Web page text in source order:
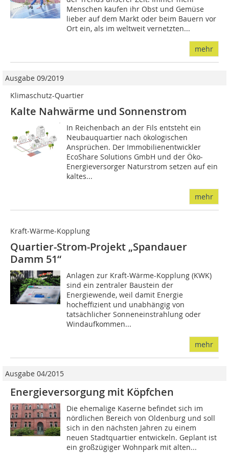
Menschen kaufen ihr Obst und Gemüse
lieber auf dem Markt oder beim Bauern vor
Ort ein, als im weltweit vernetzten...
mehr
Ausgabe 09/2019
Klimaschutz-Quartier
Kalte Nahwärme und Sonnenstrom
In Reichenbach an der Fils entsteht ein
Neubauquartier nach ökologischen
Ansprüchen. Der Immobilienentwickler
EcoShare Solutions GmbH und der Öko-
Energieversorger Naturstrom setzen auf ein
kaltes...
mehr
Kraft-Wärme-Kopplung
Quartier-Strom-Projekt „Spandauer
Damm 51“
Anlagen zur Kraft-Wärme-Kopplung (KWK)
sind ein zentraler Baustein der
Energiewende, weil damit Energie
hocheffizient und unabhängig von
tatsächlicher Sonneneinstrahlung oder
Windaufkommen...
mehr
Ausgabe 04/2015
Energieversorgung mit Köpfchen
Die ehemalige Kaserne befindet sich im
nördlichen Bereich von Oldenburg und soll
sich in den nächsten Jahren zu einem
neuen Stadtquartier entwickeln. Geplant ist
ein großzügiger Wohnpark mit alten...